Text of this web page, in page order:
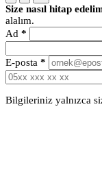
Size nasıl hitap
alalım.
Ad *
E-posta *
Bilgileriniz yalnızca